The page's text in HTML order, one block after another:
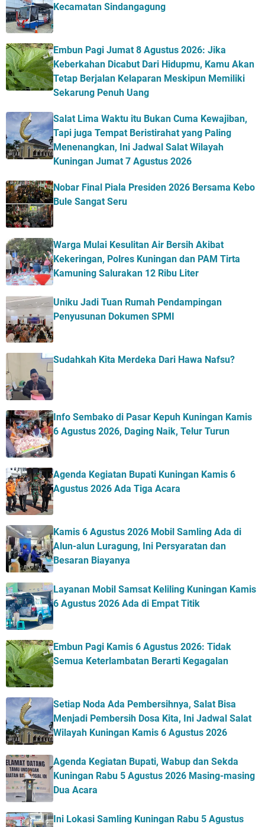
Kecamatan Sindangagung
Embun Pagi Jumat 8 Agustus 2026: Jika
Keberkahan Dicabut Dari Hidupmu, Kamu Akan
Tetap Berjalan Kelaparan Meskipun Memiliki
Sekarung Penuh Uang
Salat Lima Waktu itu Bukan Cuma Kewajiban,
Tapi juga Tempat Beristirahat yang Paling
Menenangkan, Ini Jadwal Salat Wilayah
Kuningan Jumat 7 Agustus 2026
Nobar Final Piala Presiden 2026 Bersama Kebo
Bule Sangat Seru
Warga Mulai Kesulitan Air Bersih Akibat
Kekeringan, Polres Kuningan dan PAM Tirta
Kamuning Salurakan 12 Ribu Liter
Uniku Jadi Tuan Rumah Pendampingan
Penyusunan Dokumen SPMI
Sudahkah Kita Merdeka Dari Hawa Nafsu?
Info Sembako di Pasar Kepuh Kuningan Kamis
6 Agustus 2026, Daging Naik, Telur Turun
Agenda Kegiatan Bupati Kuningan Kamis 6
Agustus 2026 Ada Tiga Acara
Kamis 6 Agustus 2026 Mobil Samling Ada di
Alun-alun Luragung, Ini Persyaratan dan
Besaran Biayanya
Layanan Mobil Samsat Keliling Kuningan Kamis
6 Agustus 2026 Ada di Empat Titik
Embun Pagi Kamis 6 Agustus 2026: Tidak
Semua Keterlambatan Berarti Kegagalan
Setiap Noda Ada Pembersihnya, Salat Bisa
Menjadi Pembersih Dosa Kita, Ini Jadwal Salat
Wilayah Kuningan Kamis 6 Agustus 2026
Agenda Kegiatan Bupati, Wabup dan Sekda
Kuningan Rabu 5 Agustus 2026 Masing-masing
Dua Acara
Ini Lokasi Samling Kuningan Rabu 5 Agustus